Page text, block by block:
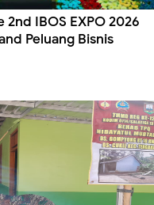
2nd IBOS EXPO 2026
Peluang Bisnis